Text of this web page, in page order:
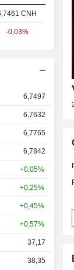
1 CNH
-0,03%
6,7497
6,7632
6,7765
6,7842
+0,05%
+0,25%
+0,45%
+0,57%
37,17
38,35